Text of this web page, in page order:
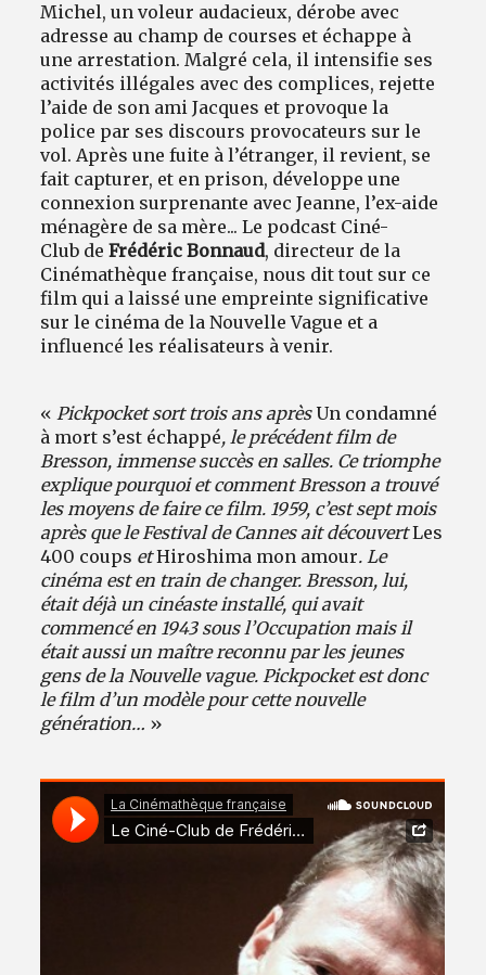
Michel, un voleur audacieux, dérobe avec
adresse au champ de courses et échappe à
une arrestation. Malgré cela, il intensifie ses
activités illégales avec des complices, rejette
l’aide de son ami Jacques et provoque la
police par ses discours provocateurs sur le
vol. Après une fuite à l’étranger, il revient, se
fait capturer, et en prison, développe une
connexion surprenante avec Jeanne, l’ex-aide
ménagère de sa mère... Le podcast Ciné-
Club deFrédéric Bonnaud, directeur de la
Cinémathèque française, nous dit tout sur ce
film qui a laissé une empreinte significative
sur le cinéma de la Nouvelle Vague et a
influencé les réalisateurs à venir.
« Pickpocket sort trois ans après Un condamné
à mort s’est échappé, le précédent film de
Bresson, immense succès en salles. Ce triomphe
explique pourquoi et comment Bresson a trouvé
les moyens de faire ce film. 1959, c’est sept mois
après que le Festival de Cannes ait découvertLes
400 coups etHiroshima mon amour. Le
cinéma est en train de changer. Bresson, lui,
était déjà un cinéaste installé, qui avait
commencé en 1943 sous l’Occupation mais il
était aussi un maître reconnu par les jeunes
gens de la Nouvelle vague. Pickpocket est donc
le film d’un modèle pour cette nouvelle
génération… »